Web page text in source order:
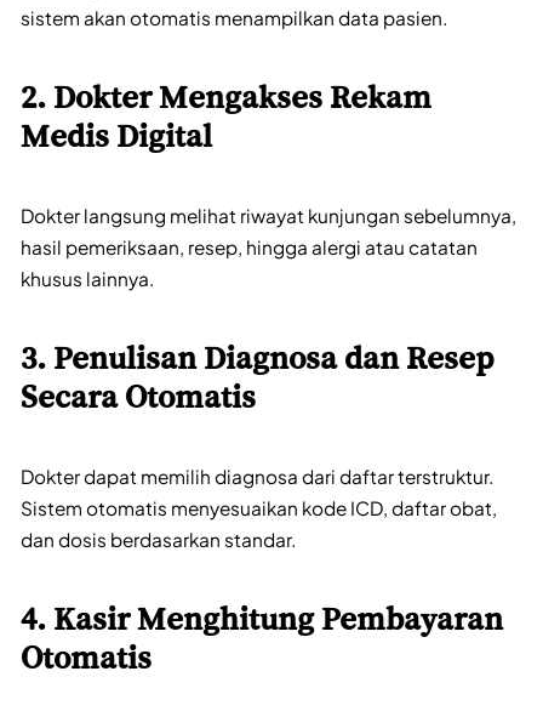
sistem akan otomatis menampilkan data pasien.
2. Dokter Mengakses Rekam
Medis Digital
Dokter langsung melihat riwayat kunjungan sebelumnya,
hasil pemeriksaan, resep, hingga alergi atau catatan
khusus lainnya.
3. Penulisan Diagnosa dan Resep
Secara Otomatis
Dokter dapat memilih diagnosa dari daftar terstruktur.
Sistem otomatis menyesuaikan kode ICD, daftar obat,
dan dosis berdasarkan standar.
4. Kasir Menghitung Pembayaran
Otomatis